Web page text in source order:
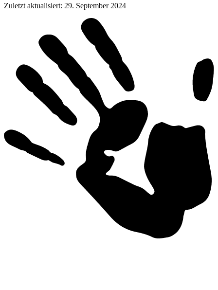
Zuletzt aktualisiert: 29. September 2024